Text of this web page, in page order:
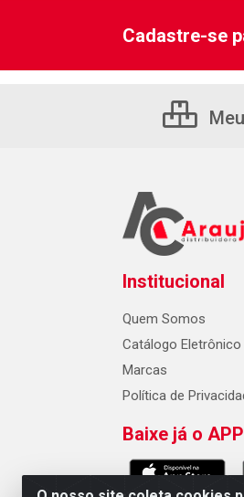
Cadastre-se
Institucional
Quem Somos
Catálogo Eletrônico
Marcas
Política de
Baixe já o